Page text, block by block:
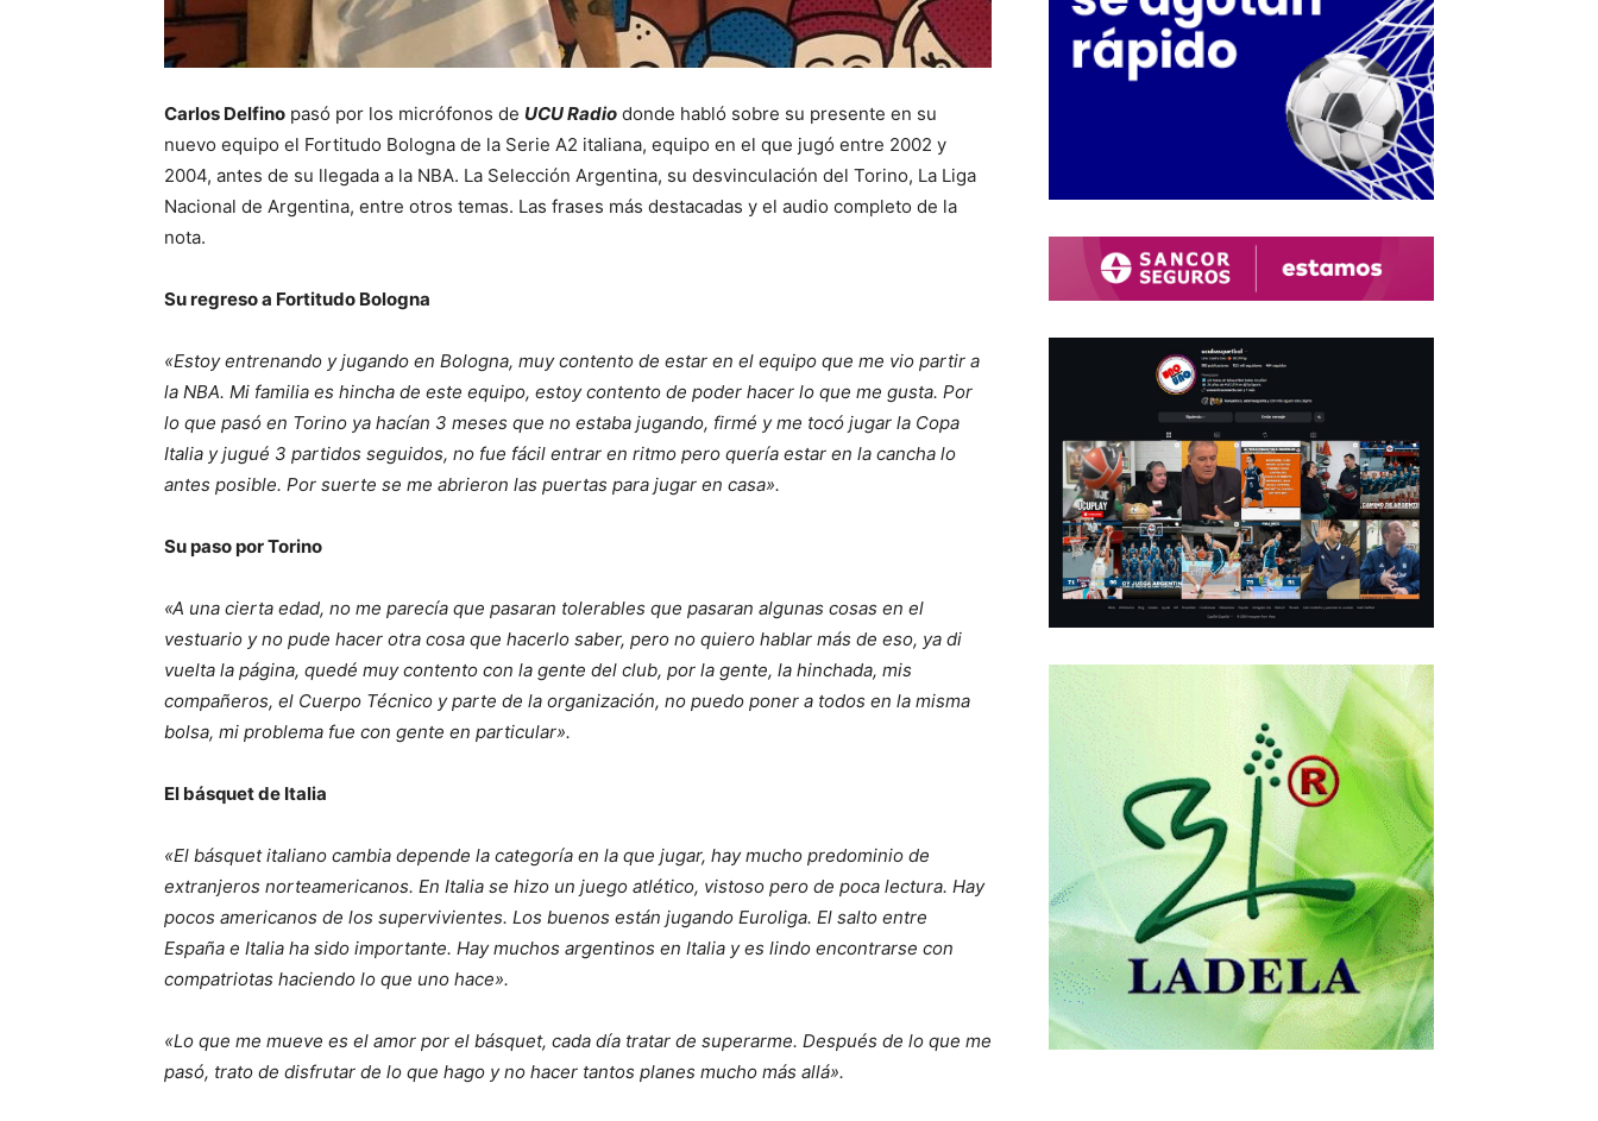
Carlos Delfino pasó por los micrófonos de UCU Radio donde habló sobre su presente en su
nuevo equipo el Fortitudo Bologna de la Serie A2 italiana, equipo en el que jugó entre 2002 y
2004, antes de su llegada a la NBA. La Selección Argentina, su desvinculación del Torino, La Liga
Nacional de Argentina, entre otros temas. Las frases más destacadas y el audio completo de la
nota.
Su regreso a Fortitudo Bologna
«Estoy entrenando y jugando en Bologna, muy contento de estar en el equipo que me vio partir a
la NBA. Mi familia es hincha de este equipo, estoy contento de poder hacer lo que me gusta. Por
lo que pasó en Torino ya hacían 3 meses que no estaba jugando, firmé y me tocó jugar la Copa
Italia y jugué 3 partidos seguidos, no fue fácil entrar en ritmo pero quería estar en la cancha lo
antes posible. Por suerte se me abrieron las puertas para jugar en casa».
Su paso por Torino
«A una cierta edad, no me parecía que pasaran tolerables que pasaran algunas cosas en el
vestuario y no pude hacer otra cosa que hacerlo saber, pero no quiero hablar más de eso, ya di
vuelta la página, quedé muy contento con la gente del club, por la gente, la hinchada, mis
compañeros, el Cuerpo Técnico y parte de la organización, no puedo poner a todos en la misma
bolsa, mi problema fue con gente en particular».
El básquet de Italia
«El básquet italiano cambia depende la categoría en la que jugar, hay mucho predominio de
extranjeros norteamericanos. En Italia se hizo un juego atlético, vistoso pero de poca lectura. Hay
pocos americanos de los supervivientes. Los buenos están jugando Euroliga. El salto entre
España e Italia ha sido importante. Hay muchos argentinos en Italia y es lindo encontrarse con
compatriotas haciendo lo que uno hace».
«Lo que me mueve es el amor por el básquet, cada día tratar de superarme. Después de lo que me
pasó, trato de disfrutar de lo que hago y no hacer tantos planes mucho más allá».